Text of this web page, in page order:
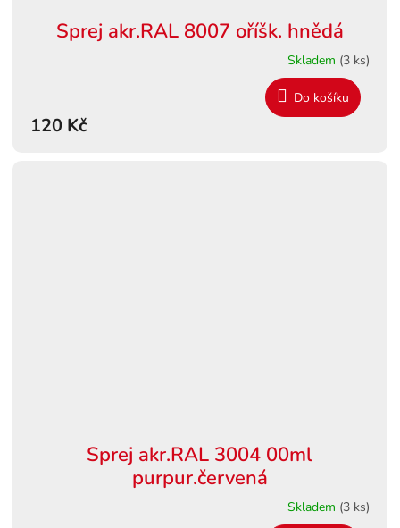
Sprej akr.RAL 8007 oříšk. hnědá
Skladem (3 ks)
120 Kč
Do košíku
Sprej akr.RAL 3004 00ml
purpur.červená
Skladem (3 ks)